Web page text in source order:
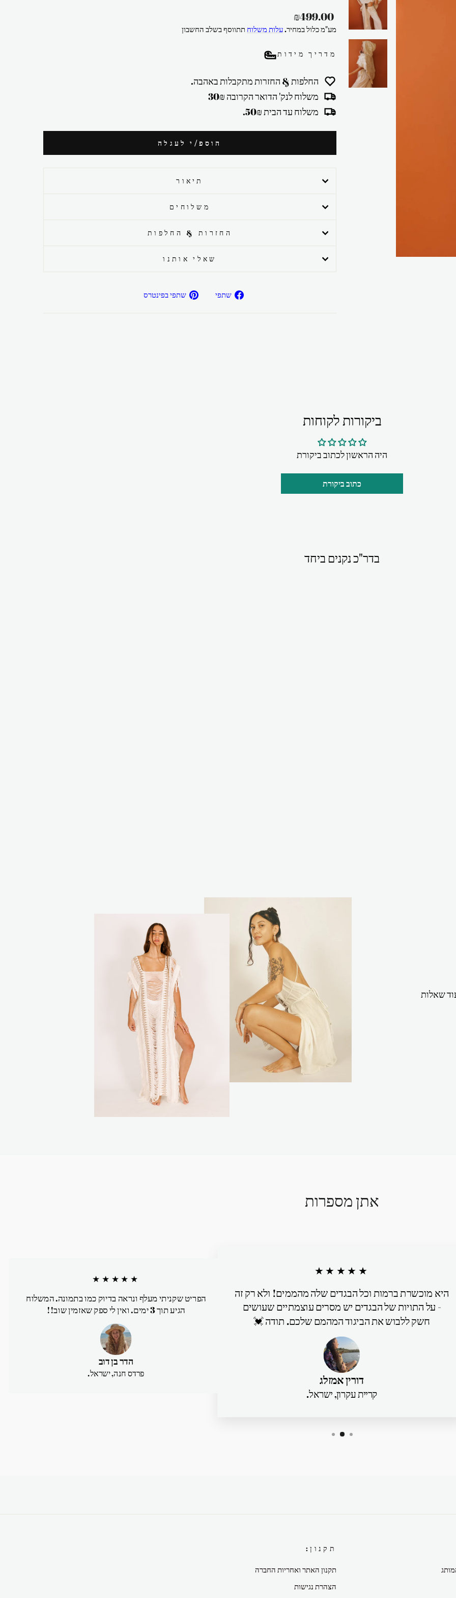
מחיר
רגיל
₪499.00
מע"מ כלול במחיר.עלות משלוח תתווסף בשלב החשבון
מדריך מידות
החלפות & החזרות מתקבלות באהבה.
משלוח לנק' הדואר הקרובה 30₪
משלוח עד הבית 50₪.
הוספ/י לעגלה
תיאור
משלוחים
החזרות & החלפות
שאלי אותנו
שתפי
שתפ/ישתפי בפינטרס
ביקורות לקוחות
היה הראשון לכתוב ביקורת
כתוב ביקורת
בדר"כ נקנים ביחד
שאלות
אתן מספרות
★★★★★
היא מוכשרת ברמות וכל הבגדים שלה מהממים! ולא רק זה
- על התויות של הבגדים יש מסרים עוצמתיים שעושים
חשק ללבוש את הביגוד המהמם שלכם. תודה 💓
דורין אמזלג
קריית עקרון, ישראל.
★★★★★
הפריט שקניתי מעלף ונראה בדיוק כמו בתמונה. המשלוח
הגיע תוך 3 ימים. ואין לי ספק שאזמין שוב!!
הדר בן דוב
פרדס חנה, ישראל.
תקנון:
תקנון האתר ואחריות החברה
הצהרת נגישות